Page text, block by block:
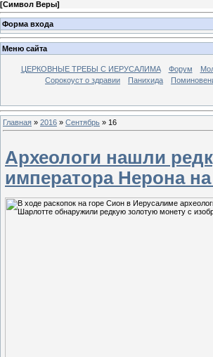
[Символ Веры]
Форма входа
Меню сайта
ЦЕРКОВНЫЕ ТРЕБЫ С ИЕРУСАЛИМА Форум
Сорокоуст о здравии
Панихида
Главная » 2016 » Сентябрь » 16
Археологи нашли
императора Нерона